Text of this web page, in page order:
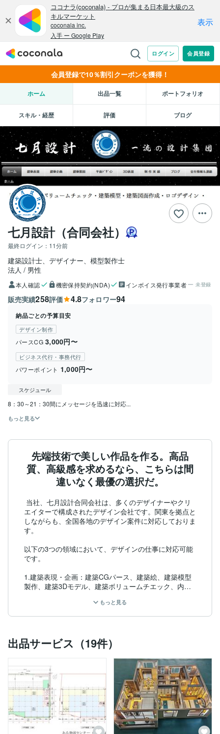
会員登録で10％割引クーポンを獲得！
ホーム 出品一覧 ポートフォリオ
スキル・経歴 評価 ブログ
七月設計（合同会社）
最終ログイン： 11分前
建築設計士、デザイナー、模型製作士
法人
男性
本人確認 機密保持契約(NDA) インボイス発行事業者 未登録
販売実績258評価 4.8フォロワー94
納品ごとの予算目安
デザイン制作
パースCG 3,000円〜
ビジネス代行・事務代行
パワーポイント 1,000円〜
スケジュール
8：30～21：30間にメッセージを迅速に対応...
もっと見る
先端技術で美しい作品を作る。高品
質、高級感を求めるなら、こちらは間
違いなく最優の選択だ。
当社、七月設計合同会社は、多くのデザイナーやクリ
エイターで構成されたデザイン会社です。関東を拠点と
しながらも、全国各地のデザイン案件に対応しておりま
す。
以下の3つの領域において、デザインの仕事に対応可能
です。
1.建築表現・企画：建築CGパース、建築絵、建築模型
製作、建築3Dモデル、建築ボリュームチエック、内装
2.平面デザイン：イラスト作成（人物、風景）、ロゴデ
3.動画作成：3Dアニメーション、2Dアニメーション
私たちのチームは、建築学科や美術大学出身の専門家で
構成されており、その知識と経験を結集して、お客様の
ニーズに応じた独創的なデザインを提供しています。
デザインに関するお仕事がございましたら、何卒お気軽
にお声がけください。
心よりお待ち申し上げております。
もっと見る
出品サービス（19件）